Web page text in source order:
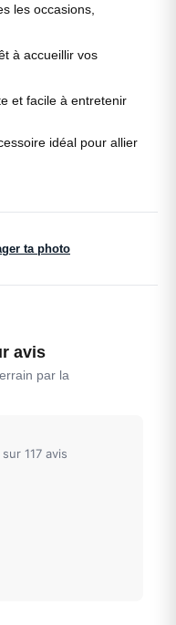
les occasions,
à accueillir vos
et facile à entretenir
idéal pour allier
ta photo
avis
par la
sur 117 avis